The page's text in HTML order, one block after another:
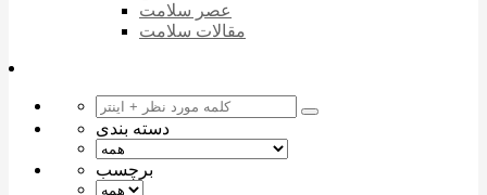
عصر سلامت
مقالات سلامت
دسته بندی
برچسب